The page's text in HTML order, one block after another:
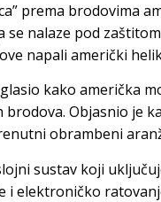
prema brodovima
se nalaze pod
napali američki
kako američka
brodova. Objasnio je
obrambeni
sustav koji
i elektroničko